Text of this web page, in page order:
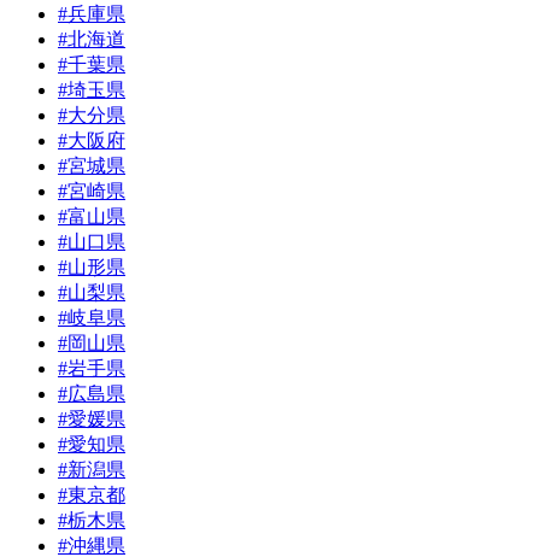
#兵庫県
#北海道
#千葉県
#埼玉県
#大分県
#大阪府
#宮城県
#宮崎県
#富山県
#山口県
#山形県
#山梨県
#岐阜県
#岡山県
#岩手県
#広島県
#愛媛県
#愛知県
#新潟県
#東京都
#栃木県
#沖縄県